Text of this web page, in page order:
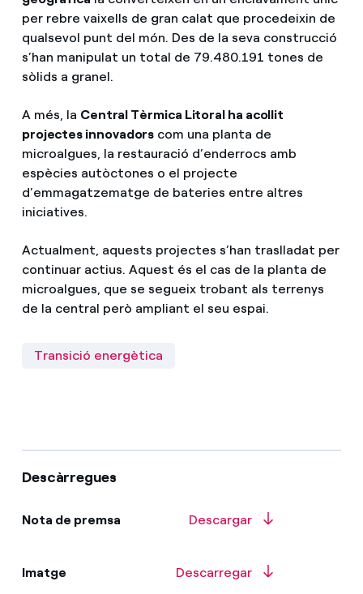
per rebre vaixells de gran calat que procedeixin de
qualsevol punt del món. Des de la seva construcció
s’han manipulat un total de 79.480.191 tones de
sòlids a granel.
A més, la Central Tèrmica Litoral ha acollit
projectes innovadors com una planta de
microalgues, la restauració d’enderrocs amb
espècies autòctones o el projecte
d’emmagatzematge de bateries entre altres
iniciatives.
Actualment, aquests projectes s’han traslladat per
continuar actius. Aquest és el cas de la planta de
microalgues, que se segueix trobant als terrenys
de la central però ampliant el seu espai.
Transició energètica
Descàrregues
Nota de premsa Descargar
Imatge Descarregar